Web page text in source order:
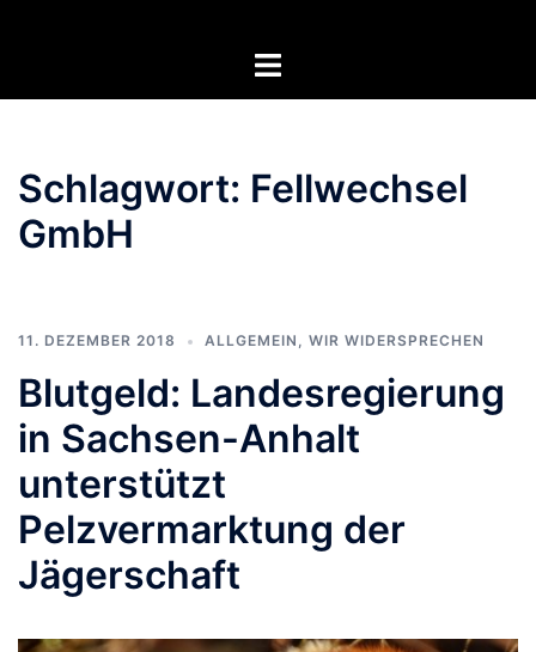
Menü
Schlagwort: Fellwechsel
GmbH
11. DEZEMBER 2018 ALLGEMEIN , WIR WIDERSPRECHEN
Blutgeld: Landesregierung
in Sachsen-Anhalt
unterstützt
Pelzvermarktung der
Jägerschaft